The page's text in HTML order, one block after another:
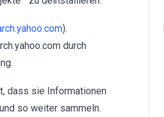
).
durch
dass sie Informationen
so weiter sammeln.